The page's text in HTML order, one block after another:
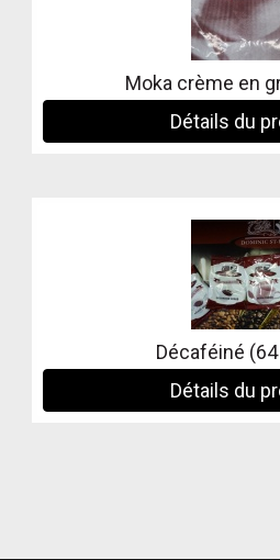
Moka crème en
Détails du
Décaféiné
Détails du